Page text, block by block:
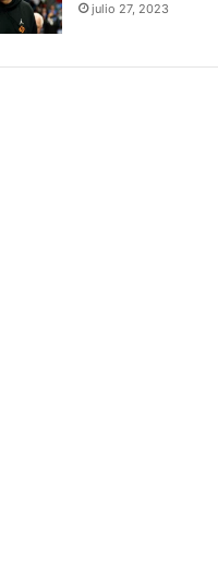
julio 27, 2023